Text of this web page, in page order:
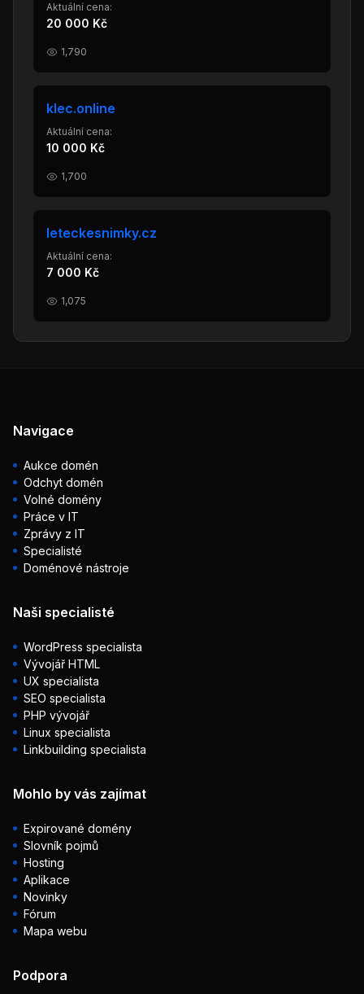
Aktuální cena:
20 000 Kč
1,790
klec.online
Aktuální cena:
10 000 Kč
1,700
leteckesnimky.cz
Aktuální cena:
7 000 Kč
1,075
Navigace
Aukce domén
Odchyt domén
Volné domény
Práce v IT
Zprávy z IT
Specialisté
Doménové nástroje
Naši specialisté
WordPress specialista
Vývojář HTML
UX specialista
SEO specialista
PHP vývojář
Linux specialista
Linkbuilding specialista
Mohlo by vás zajímat
Expirované domény
Slovník pojmů
Hosting
Aplikace
Novinky
Fórum
Mapa webu
Podpora